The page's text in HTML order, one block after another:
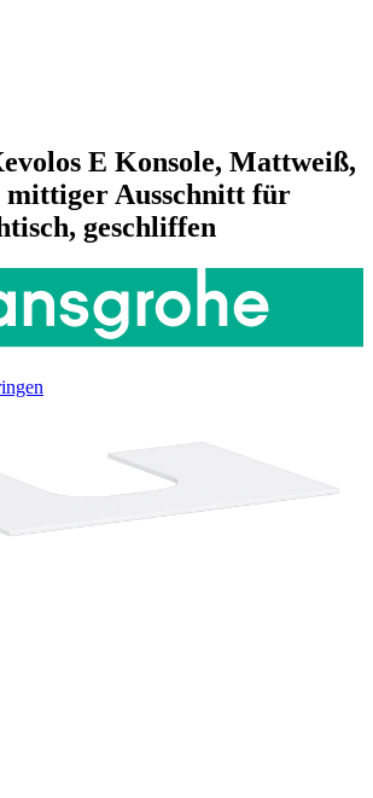
E Konsole, Mattweiß,
mittiger Ausschnitt für
geschliffen